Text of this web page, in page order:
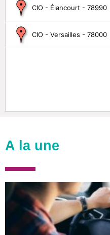
CIO - Élancourt - 78990
CIO - Versailles - 78000
A la une